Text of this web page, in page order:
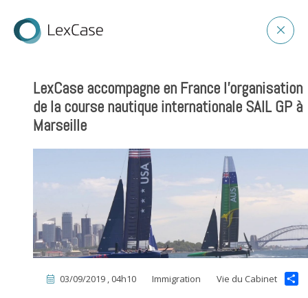
LexCase accompagne en France l’organisation
de la course nautique internationale SAIL GP à
Marseille
03/09/2019 , 04h10 Immigration Vie du Cabinet